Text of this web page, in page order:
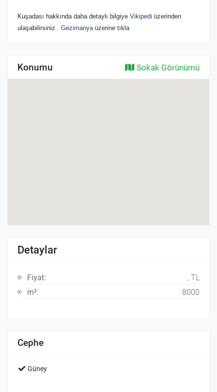
Kuşadası hakkında daha detaylı bilgiye Vikipedi üzerinden
ulaşabilirsiniz. Gezimanyaüzerine tıkla
Konumu Sokak Görünümü
Detaylar
Fiyat:
, TL
m²:
8000
Cephe
Güney